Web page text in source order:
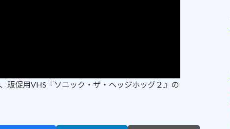
販促用VHS『ソニック・ザ・ヘッジホッグ２』の